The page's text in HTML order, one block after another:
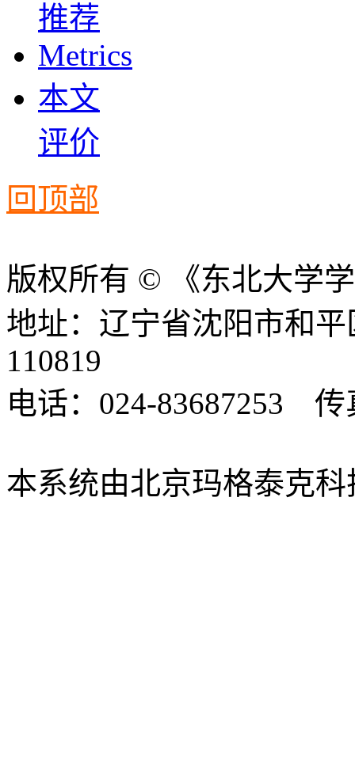
推荐
Metrics
本文
评价
回顶部
版权所有 © 《东北大学
地址：辽宁省沈阳市和
110819
电话：024-83687253
本系统由北京玛格泰克